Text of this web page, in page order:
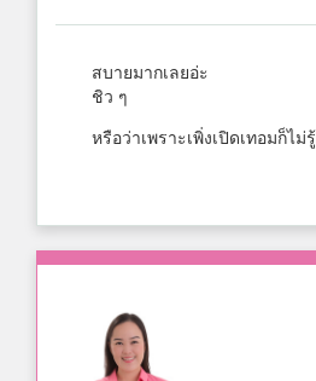
สบายมากเลยอ่ะ
ชิว ๆ
หรือว่าเพราะเพิ่งเปิดเทอมก็ไม่รู้